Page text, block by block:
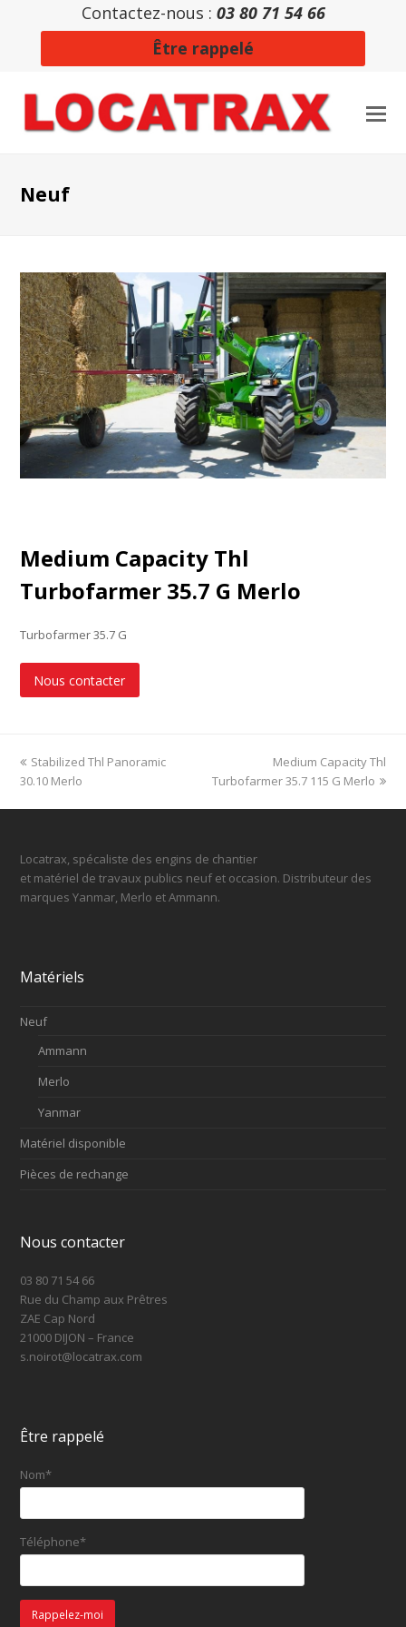
Contactez-nous : 03 80 71 54 66
Être rappelé
Neuf
Medium Capacity Thl
Turbofarmer 35.7 G Merlo
Turbofarmer 35.7 G
Nous contacter
previous
post:
Stabilized Thl Panoramic
30.10 Merlo
next
post:
Medium Capacity Thl
Turbofarmer 35.7 115 G Merlo
Locatrax, spécaliste des engins de chantier
et matériel de travaux publics neuf et occasion. Distributeur des
marques Yanmar, Merlo et Ammann.
Matériels
Neuf
Ammann
Merlo
Yanmar
Matériel disponible
Pièces de rechange
Nous contacter
03 80 71 54 66
Rue du Champ aux Prêtres
ZAE Cap Nord
21000 DIJON – France
s.noirot@locatrax.com
Être rappelé
Nom*
Téléphone*